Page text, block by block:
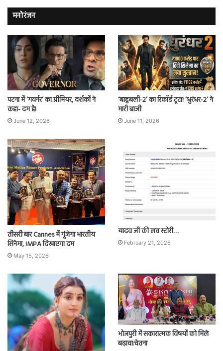
मनोरंजन
पटना में ‘गवर्नर’ का प्रीमियर, दर्शकों ने
कहा- दम है!
June 12, 2026
‘बाहुबली-2’ का रिकॉर्ड टूटा! ‘धुरंधर-2’ ने
मारी बाजी
June 11, 2026
तीसरी बार Cannes में गूंजेगा भारतीय
सिनेमा, IMPA दिखाएगा दम
May 15, 2026
यादव जी की लव स्टोरी…
February 21, 2026
भोजपुरी में सकारात्मक विषयों को मिले
बढ़ावा:चेतना